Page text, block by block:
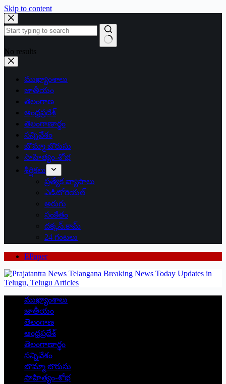
Skip to content
No results
ముఖ్యాంశాలు
జాతీయం
తెలంగాణ
ఆంధ్రప్రదేశ్
తెలంగాణార్థం
సన్నివేశం
బొమ్మా బొరుసు
సాహిత్యం-శోభ
శీర్షికలు
ప్రత్యేక వ్యాసాలు
ఎడిటోరియల్
అరుగు
సంకేతం
దక్కన్.కామ్
24 గంటలు
EPaper
ముఖ్యాంశాలు
జాతీయం
తెలంగాణ
ఆంధ్రప్రదేశ్
తెలంగాణార్థం
సన్నివేశం
బొమ్మా బొరుసు
సాహిత్యం-శోభ